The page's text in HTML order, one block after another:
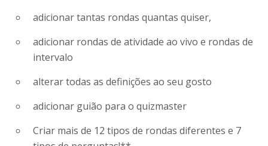
adicionar tantas rondas quantas quiser,
adicionar rondas de atividade ao vivo e rondas de
intervalo
alterar todas as definições ao seu gosto
adicionar guião para o quizmaster
Criar mais de 12 tipos de rondas diferentes e 7